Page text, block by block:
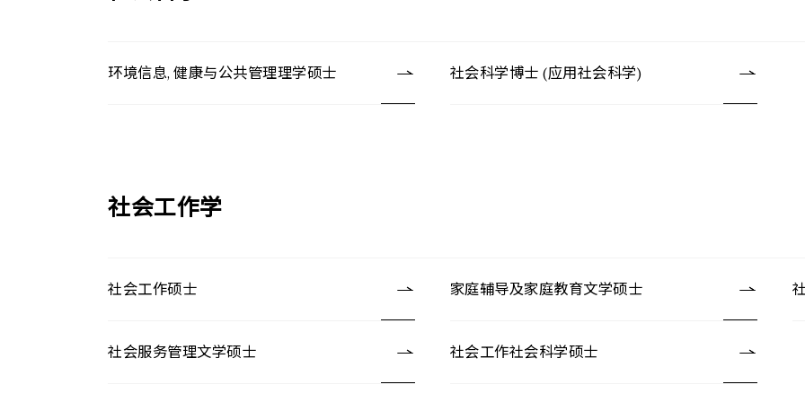
环境信息, 健康与公共管理理学硕士 社会科学博士 (应用社会科学)
社会工作学
社会工作硕士 家庭辅导及家庭教育文学硕士
社会服务管理文学硕士 社会工作社会科学硕士